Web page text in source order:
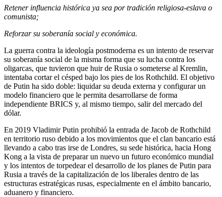
Retener influencia histórica ya sea por tradición religiosa-eslava o
comunista;
Reforzar su soberanía social y económica.
La guerra contra la ideología postmoderna es un intento de reservar
su soberanía social de la misma forma que su lucha contra los
oligarcas, que tuvieron que huir de Rusia o someterse al Kremlin,
intentaba cortar el césped bajo los pies de los Rothchild. El objetivo
de Putin ha sido doble: liquidar su deuda externa y configurar un
modelo financiero que le permita desarrollarse de forma
independiente BRICS y, al mismo tiempo, salir del mercado del
dólar.
En 2019 Vladimir Putin prohibió la entrada de Jacob de Rothchild
en territorio ruso debido a los movimientos que el clan bancario está
llevando a cabo tras irse de Londres, su sede histórica, hacia Hong
Kong a la vista de preparar un nuevo un futuro económico mundial
y los intentos de torpedear el desarrollo de los planes de Putin para
Rusia a través de la capitalización de los liberales dentro de las
estructuras estratégicas rusas, especialmente en el ámbito bancario,
aduanero y financiero.